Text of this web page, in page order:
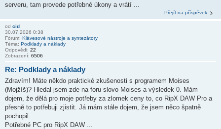
serveru, tam provede potřebné úkony a vrátí ...
Přejít na příspěvek
od cid
30.07.2026 0:38
Fórum: Klávesové nástroje a syntezátory
Téma: Podklady a náklady
Odpovědi: 22
Zobrazení: 6506
Re: Podklady a náklady
Zdravím! Máte někdo praktické zkušenosti s programem Moises
(Mojžíš)? Hledal jsem zde na foru slovo Moises a výsledek 0. Mám
dojem, že dělá pro moje potřeby za zlomek ceny to, co RipX DAW Pro a
přesně to potřebuji zjistit. Já mám stále dojem, že jsem něco špatně
pochopil.
Potřebné PC pro RipX DAW ...